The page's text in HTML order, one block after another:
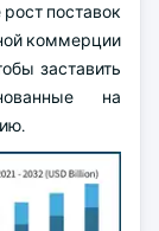
поставок
коммерции
заставить
на